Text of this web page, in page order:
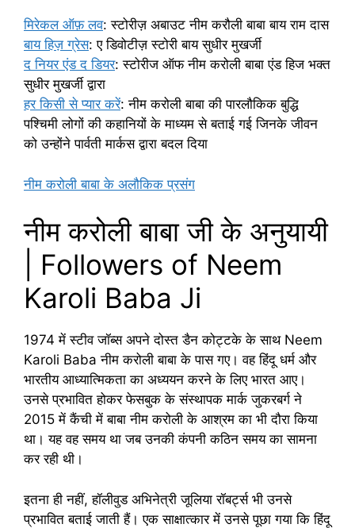
मिरेकल ऑफ़ लव: स्टोरीज़ अबाउट नीम करौली बाबा बाय राम दास
बाय हिज़ ग्रेस: ​​ए डिवोटीज़ स्टोरी बाय सुधीर मुखर्जी
द नियर एंड द डियर: स्टोरीज ऑफ नीम करोली बाबा एंड हिज भक्त
सुधीर मुखर्जी द्वारा
हर किसी से प्यार करें: नीम करोली बाबा की पारलौकिक बुद्धि
पश्चिमी लोगों की कहानियों के माध्यम से बताई गई जिनके जीवन
को उन्होंने पार्वती मार्कस द्वारा बदल दिया
नीम करोली बाबा के अलौकिक प्रसंग
नीम करोली बाबा जी के अनुयायी
| Followers of Neem
Karoli Baba Ji
1974 में स्टीव जॉब्स अपने दोस्त डैन कोट्टके के साथ Neem
Karoli Baba नीम करोली बाबा के पास गए। वह हिंदू धर्म और
भारतीय आध्यात्मिकता का अध्ययन करने के लिए भारत आए।
उनसे प्रभावित होकर फेसबुक के संस्थापक मार्क जुकरबर्ग ने
2015 में कैंची में बाबा नीम करोली के आश्रम का भी दौरा किया
था। यह वह समय था जब उनकी कंपनी कठिन समय का सामना
कर रही थी।
इतना ही नहीं, हॉलीवुड अभिनेत्री जूलिया रॉबर्ट्स भी उनसे
प्रभावित बताई जाती हैं। एक साक्षात्कार में उनसे पूछा गया कि हिंदू